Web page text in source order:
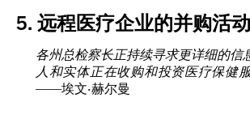
5. 远程医疗企业的并购活动
各州总检察长正持续寻求更详细的信
人和实体正在收购和投资医疗保健
——埃文·赫尔曼